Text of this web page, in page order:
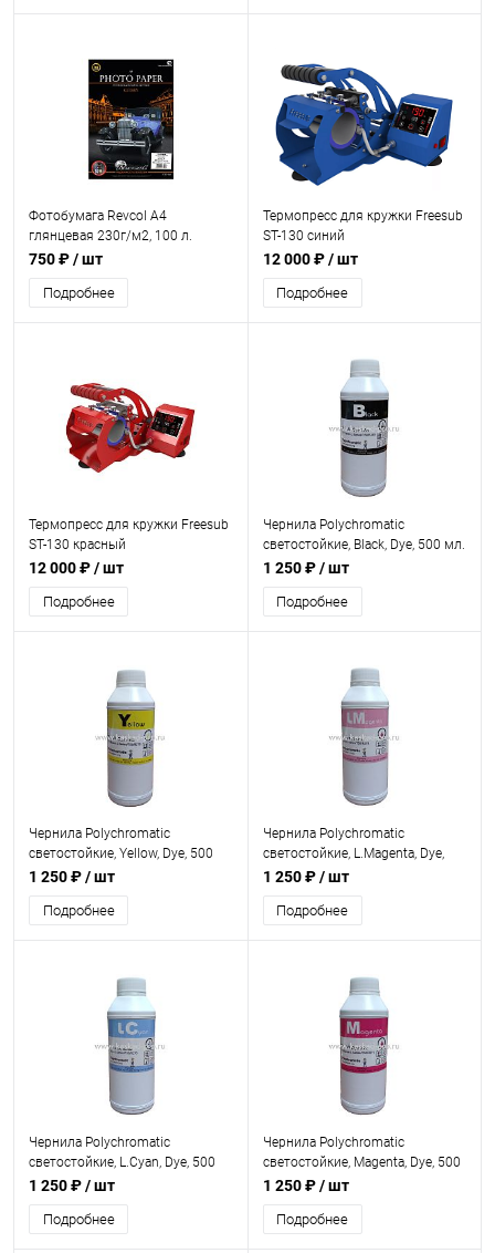
Фотобумага Revcol А4
глянцевая 230г/м2, 100 л.
750 ₽/ шт
Подробнее
Термопресс для кружки Freesub
ST-130 синий
12 000 ₽/ шт
Подробнее
Термопресс для кружки Freesub
ST-130 красный
12 000 ₽/ шт
Подробнее
Чернила Polychromatic
светостойкие, Black, Dye, 500 мл.
1 250 ₽/ шт
Подробнее
Чернила Polychromatic
светостойкие, Yellow, Dye, 500
мл.
1 250 ₽/ шт
Подробнее
Чернила Polychromatic
светостойкие, L.Magenta, Dye,
500 мл.
1 250 ₽/ шт
Подробнее
Чернила Polychromatic
светостойкие, L.Cyan, Dye, 500
мл.
1 250 ₽/ шт
Подробнее
Чернила Polychromatic
светостойкие, Magenta, Dye, 500
мл.
1 250 ₽/ шт
Подробнее